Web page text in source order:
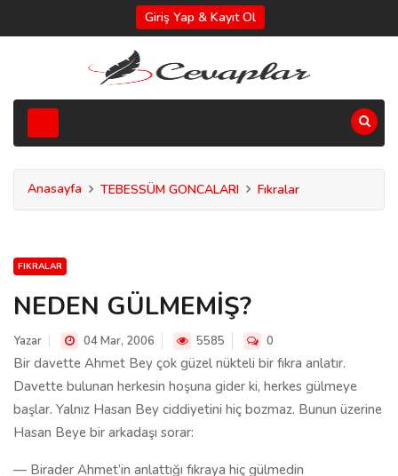
Giriş Yap & Kayıt Ol
Anasayfa TEBESSÜM GONCALARI Fıkralar
FIKRALAR
NEDEN GÜLMEMİŞ?
Yazar 04 Mar, 2006 5585 0
Bir davette Ahmet Bey çok güzel nükteli bir fıkra anlatır.
Davette bulunan herkesin hoşuna gider ki, herkes gülmeye
başlar. Yalnız Hasan Bey ciddiyetini hiç bozmaz. Bunun üzerine
Hasan Beye bir arkadaşı sorar:
— Birader Ahmet’in anlattığı fıkraya hiç gülmedin